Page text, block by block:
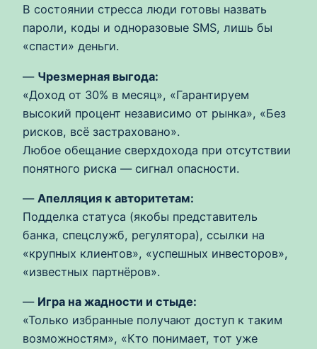
В состоянии стресса люди готовы назвать
пароли, коды и одноразовые SMS, лишь бы
«спасти» деньги.
— Чрезмерная выгода:
«Доход от 30% в месяц», «Гарантируем
высокий процент независимо от рынка», «Без
рисков, всё застраховано».
Любое обещание сверхдохода при отсутствии
понятного риска — сигнал опасности.
— Апелляция к авторитетам:
Подделка статуса (якобы представитель
банка, спецслужб, регулятора), ссылки на
«крупных клиентов», «успешных инвесторов»,
«известных партнёров».
— Игра на жадности и стыде:
«Только избранные получают доступ к таким
возможностям», «Кто понимает, тот уже